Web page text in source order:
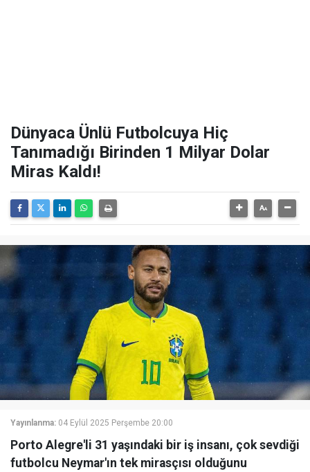
Dünyaca Ünlü Futbolcuya Hiç
Tanımadığı Birinden 1 Milyar Dolar
Miras Kaldı!
Yayınlanma: 04 Eylül 2025 Perşembe 20:00
Porto Alegre'li 31 yaşındaki bir iş insanı, çok sevdiği
futbolcu Neymar'ın tek mirasçısı olduğunu